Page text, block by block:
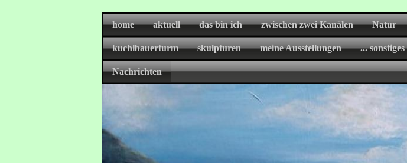
home aktuell das bin ich zwischen zwei Kanälen Natur
kuchlbauerturm skulpturen meine Ausstellungen ... sonstiges
Nachrichten